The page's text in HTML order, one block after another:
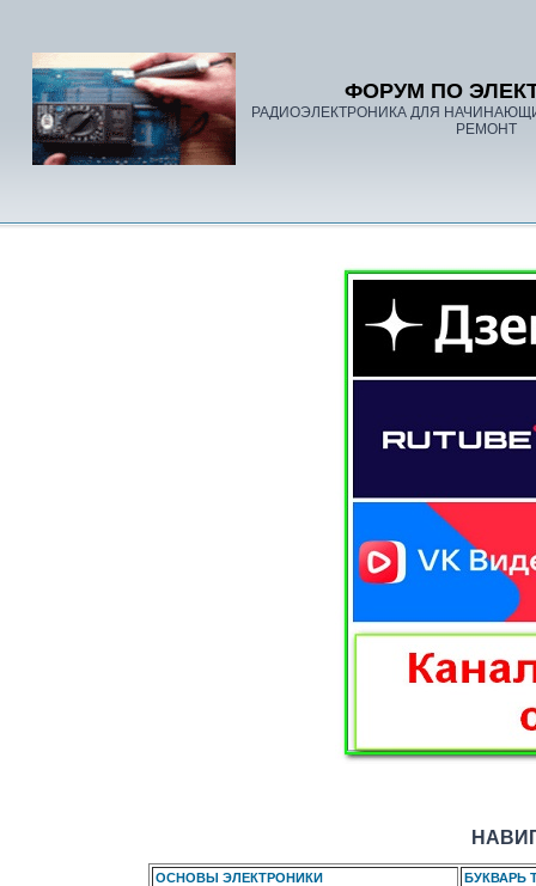
ФОРУМ ПО
РАДИОЭЛЕКТРОНИКА ДЛЯ
РЕМОНТ
ОСНОВЫ ЭЛЕКТРОНИКИ
БУКВАРЬ